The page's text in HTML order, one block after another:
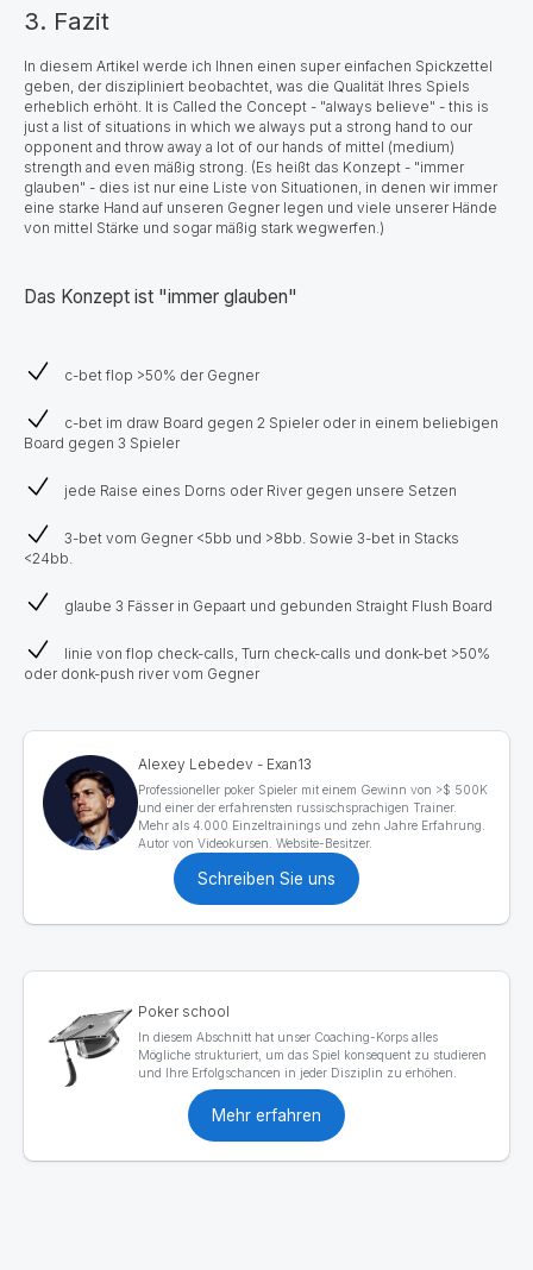
3. Fazit
In diesem Artikel werde ich Ihnen einen super einfachen Spickzettel
geben, der diszipliniert beobachtet, was die Qualität Ihres Spiels
erheblich erhöht. It is Called the Concept - "always believe" - this is
just a list of situations in which we always put a strong hand to our
opponent and throw away a lot of our hands of mittel (medium)
strength and even mäßig strong. (Es heißt das Konzept - "immer
glauben" - dies ist nur eine Liste von Situationen, in denen wir immer
eine starke Hand auf unseren Gegner legen und viele unserer Hände
von mittel Stärke und sogar mäßig stark wegwerfen.)
Das Konzept ist "immer glauben"
c-bet flop >50% der Gegner
c-bet im draw Board gegen 2 Spieler oder in einem beliebigen
Board gegen 3 Spieler
jede Raise eines Dorns oder River gegen unsere Setzen
3-bet vom Gegner <5bb und >8bb. Sowie 3-bet in Stacks
<24bb.
glaube 3 Fässer in Gepaart und gebunden Straight Flush Board
linie von flop check-calls, Turn check-calls und donk-bet >50%
oder donk-push river vom Gegner
Alexey Lebedev - Exan13
Professioneller poker Spieler mit einem Gewinn von >$ 500K
und einer der erfahrensten russischsprachigen Trainer.
Mehr als 4.000 Einzeltrainings und zehn Jahre Erfahrung.
Autor von Videokursen. Website-Besitzer.
Schreiben Sie uns
Poker school
In diesem Abschnitt hat unser Coaching-Korps alles
Mögliche strukturiert, um das Spiel konsequent zu studieren
und Ihre Erfolgschancen in jeder Disziplin zu erhöhen.
Mehr erfahren